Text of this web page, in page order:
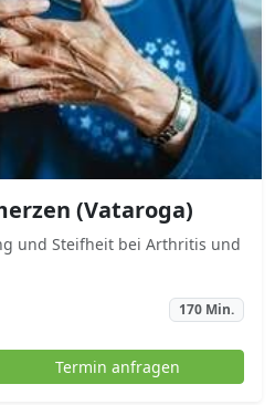
(Vataroga)
und Steifheit bei Arthritis und
170 Min.
Termin anfragen